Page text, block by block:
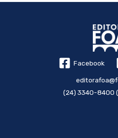
Facebook
(24) 3340-8400